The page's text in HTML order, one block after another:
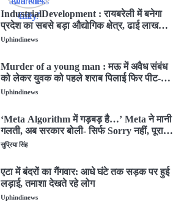
IndustrialDevelopment : रायबरेली में बनेगा
प्रदेश का सबसे बड़ा औद्योगिक क्षेत्र, ढाई लाख
लोगों को मिलेगी
Uphindinews
Murder of a young man : मऊ में अवैध संबंध
को लेकर युवक को पहले शराब पिलाई फिर पीट-
पीटकर मार डाला
Uphindinews
‘Meta Algorithm में गड़बड़ है…’ Meta ने मानी
गलती, अब सरकार बोली- सिर्फ Sorry नहीं, पूरा
हिसाब दो
सुप्रिया सिंह
एटा में बंदरों का गैंगवार: आधे घंटे तक सड़क पर हुई
लड़ाई, तमाशा देखते रहे लोग
Uphindinews